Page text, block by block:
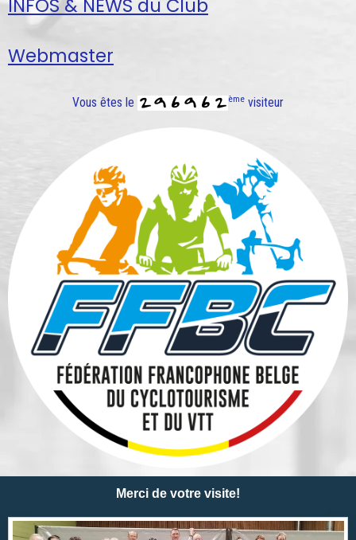
INFOS & NEWS du Club
Webmaster
Vous êtes le ème visiteur
Merci de votre visite!